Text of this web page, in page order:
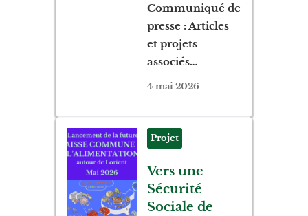
Communiqué de
presse : Articles
et projets
associés…
4 mai 2026
Vers une
Sécurité
Sociale de
Projet